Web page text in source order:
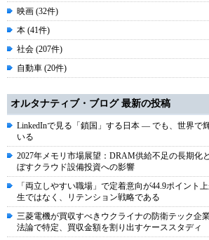
映画 (32件)
本 (41件)
社会 (207件)
自動車 (20件)
オルタナティブ・ブログ 最新の投稿
LinkedInで見る「鎖国」する日本 ― でも、世界で
いる
2027年メモリ市場展望：DRAM供給不足の長期化
ぼすクラウド設備投資への影響
「両立しやすい職場」で定着意向が44.9ポイント
生ではなく、リテンション戦略である
三菱電機が買収すべきウクライナの防衛テック企
法論で特定、買収金額を割り出すケーススタディ